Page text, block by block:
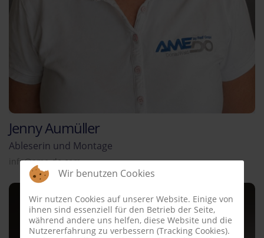
Jenny Aumüller
Ableserin und Montage
info@ame-do.com
Wir benutzen Cookies
Wir nutzen Cookies auf unserer Website. Einige von
ihnen sind essenziell für den Betrieb der Seite,
während andere uns helfen, diese Website und die
Nutzererfahrung zu verbessern (Tracking Cookies).